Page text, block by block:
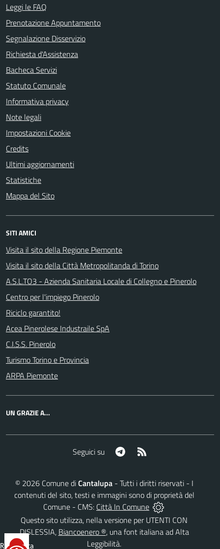
Leggi le FAQ
Prenotazione Appuntamento
Segnalazione Disservizio
Richiesta d'Assistenza
Bacheca Servizi
Statuto Comunale
Informativa privacy
Note legali
Impostazioni Cookie
Credits
Ultimi aggiornamenti
Statistiche
Mappa del Sito
SITI AMICI
Visita il sito della Regione Piemonte
Visita il sito della Città Metropolitanda di Torino
A.S.L.TO3 - Azienda Sanitaria Locale di Collegno e Pinerolo
Centro per l'impiego Pinerolo
Riciclo garantito!
Acea Pinerolese Industraile SpA
C.I.S.S. Pinerolo
Turismo Torino e Provincia
ARPA Piemonte
UN GRAZIE A...
Seguici su Telegram
© 2026Comune diCantalupa- Tutti i diritti riservati - I
contenuti del sito, testi e immagini sono di proprietà del
Comune - CMS: Città In Comune
Questo sito utilizza, nella versione per UTENTI CON
DISLESSIA, Biancoenero ®, una font italiana ad Alta
Leggibilità.
Reimposta